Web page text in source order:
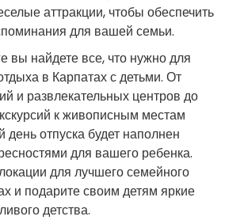
аттракции, чтобы обеспечить
для вашей семьи.
вы найдете все, что нужно для
в Карпатах с детьми. От
и развлекательных центров до
к живописным местам
отпуска будет наполнен
для вашего ребенка.
для лучшего семейного
и подарите своим детям яркие
детства.